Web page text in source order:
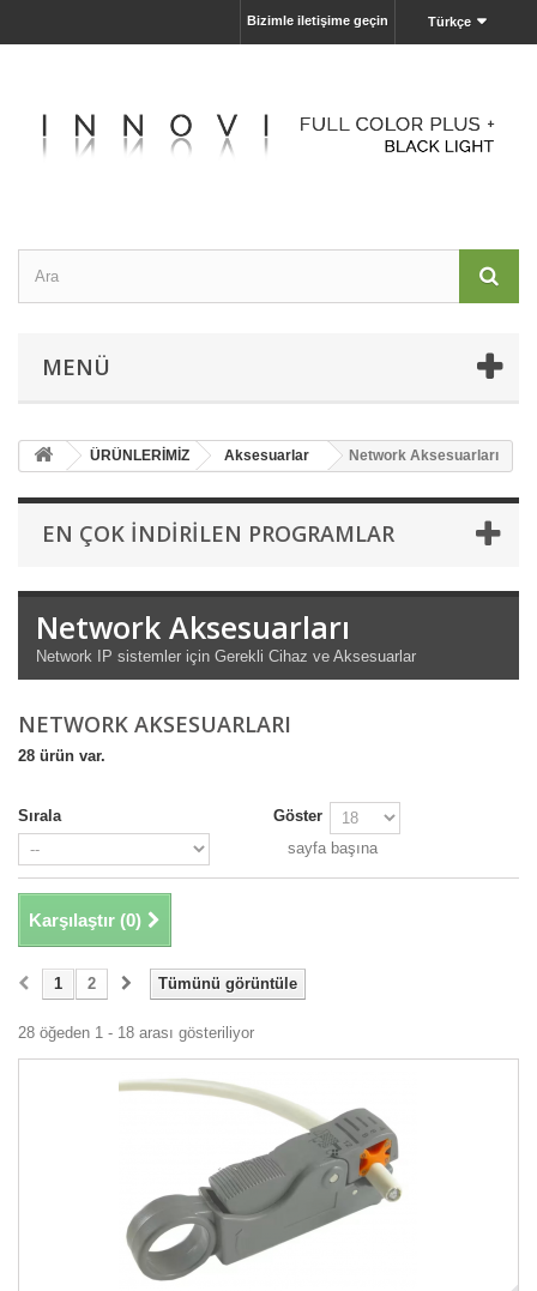
Türkçe
Bizimle iletişime geçin
MENÜ
ÜRÜNLERİMİZ Aksesuarlar Network Aksesuarları
EN ÇOK İNDIRILEN PROGRAMLAR
Network Aksesuarları
Network IP sistemler için Gerekli Cihaz ve Aksesuarlar
NETWORK AKSESUARLARI
28 ürün var.
Sırala
Göster
sayfa başına
Karşılaştır (0)
Tümünü görüntüle
1 2
28 öğeden 1 - 18 arası gösteriliyor